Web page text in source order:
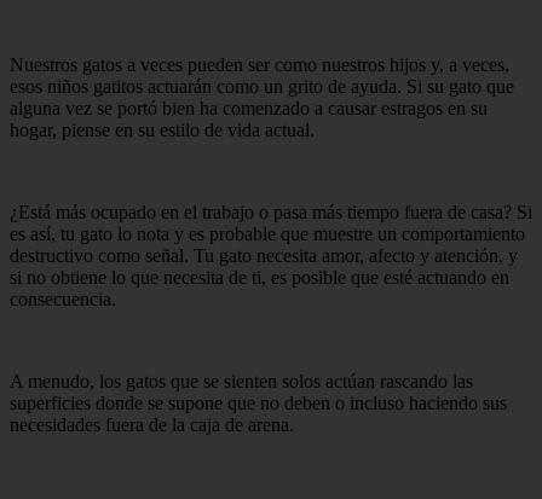
Nuestros gatos a veces pueden ser como nuestros hijos y, a veces,
esos niños gatitos actuarán como un grito de ayuda. Si su gato que
alguna vez se portó bien ha comenzado a causar estragos en su
hogar, piense en su estilo de vida actual.
¿Está más ocupado en el trabajo o pasa más tiempo fuera de casa? Si
es así, tu gato lo nota y es probable que muestre un comportamiento
destructivo como señal. Tu gato necesita amor, afecto y atención, y
si no obtiene lo que necesita de ti, es posible que esté actuando en
consecuencia.
A menudo, los gatos que se sienten solos actúan rascando las
superficies donde se supone que no deben o incluso haciendo sus
necesidades fuera de la caja de arena.